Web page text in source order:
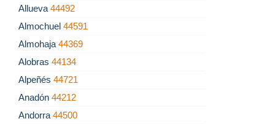
Allueva 44492
Almochuel 44591
Almohaja 44369
Alobras 44134
Alpeñés 44721
Anadón 44212
Andorra 44500